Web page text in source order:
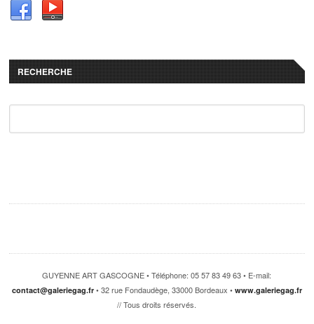
RECHERCHE
GUYENNE ART GASCOGNE • Téléphone: 05 57 83 49 63 • E-mail:
contact@galeriegag.fr• 32 rue Fondaudège, 33000 Bordeaux • www.galeriegag.fr
// Tous droits réservés.